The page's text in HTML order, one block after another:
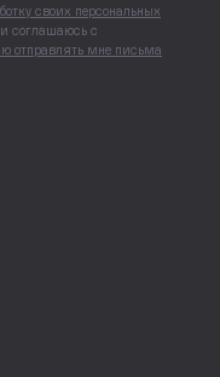
своих персональных
и соглашаюсь с
отправлять мне письма